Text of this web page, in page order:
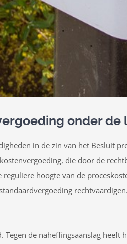
onder de
in de zin van het Besluit
die door de
hoogte van de
rechtvaardigen.
de naheffingsaanslag